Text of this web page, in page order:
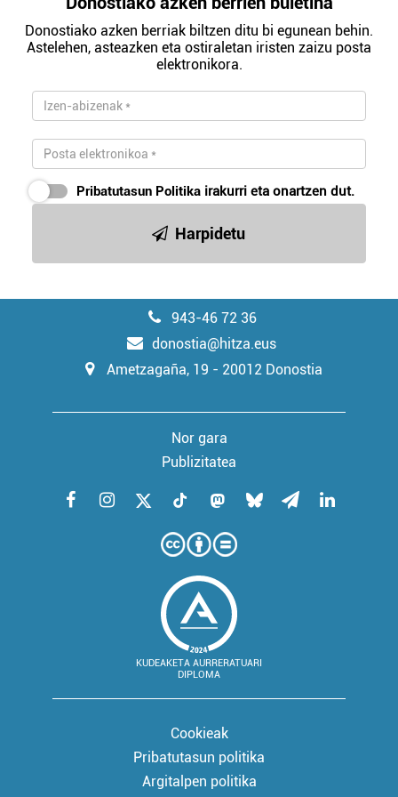
Webgune honek cookie propioak eta hirugarrenen cookie-
zerbitzuak hobetzeko asmoz, cookie teknologiaz
baliatzen gara. Ohar hau onartuz gero, teknologia hori
erabiltzeko baimen esplizitua ematen diguzu.Gehiago
irakurri
Donostiako azken berriak biltzen ditu bi egunean behin.
Astelehen, asteazken eta ostiraletan iristen zaizu posta
elektronikora.
Pribatutasun Politika irakurri eta onartzen dut.
Harpidetu
943-46 72 36
donostia@hitza.eus
Ametzagaña, 19 - 20012 Donostia
Nor gara
Publizitatea
KUDEAKETA AURRERATUARI
DIPLOMA
Cookieak
Pribatutasun politika
Argitalpen politika